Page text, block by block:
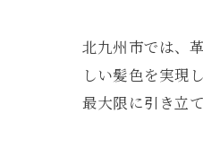
北九州市では、
しい髪色を実現
最大限に引き立